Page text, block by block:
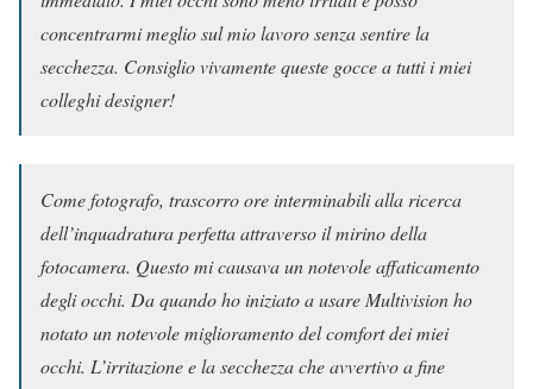
concentrarmi meglio sul mio lavoro senza sentire la
secchezza. Consiglio vivamente queste gocce a tutti i miei
colleghi designer!
Come fotografo, trascorro ore interminabili alla ricerca
dell’inquadratura perfetta attraverso il mirino della
fotocamera. Questo mi causava un notevole affaticamento
degli occhi. Da quando ho iniziato a usare Multivision ho
notato un notevole miglioramento del comfort dei miei
occhi. L’irritazione e la secchezza che avvertivo a fine